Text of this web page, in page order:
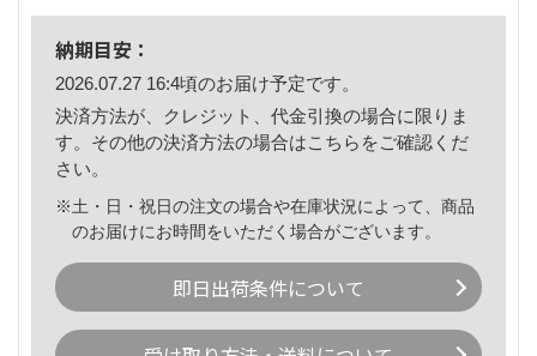
納期目安：
2026.07.27 16:4頃のお届け予定です。
決済方法が、クレジット、代金引換の場合に限りま
す。その他の決済方法の場合はこちら をご確認くだ
さい。
※土・日・祝日の注文の場合や在庫状況によって、商品
のお届けにお時間をいただく場合がございます。
即日出荷条件について